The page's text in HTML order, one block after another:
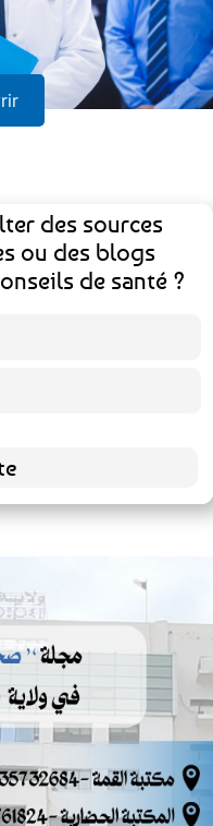
des sources
ou des blogs
de santé ?